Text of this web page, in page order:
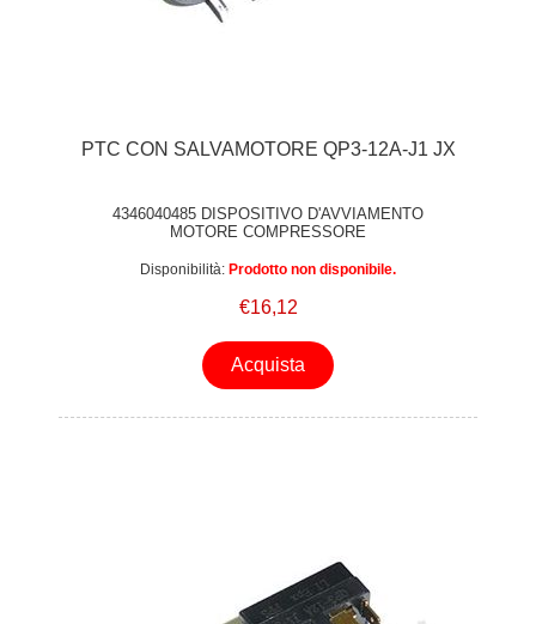
PTC CON SALVAMOTORE QP3-12A-J1 JX
4346040485 DISPOSITIVO D'AVVIAMENTO
MOTORE COMPRESSORE
Disponibilità: Prodotto non disponibile.
€16,12
Acquista